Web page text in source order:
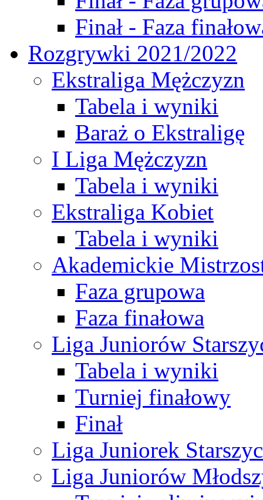
Finał - Faza
Rozgrywki 2021/2022
Ekstraliga Mężczyzn
Tabela i wyniki
Baraż o Ekstraligę
I Liga Mężczyzn
Tabela i wyniki
Ekstraliga Kobiet
Tabela i wyniki
Akademickie
Faza grupowa
Faza finałowa
Liga Juniorów
Tabela i wyniki
Turniej finałowy
Finał
Liga Juniorek
Liga Juniorów